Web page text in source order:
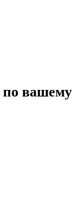
по вашему